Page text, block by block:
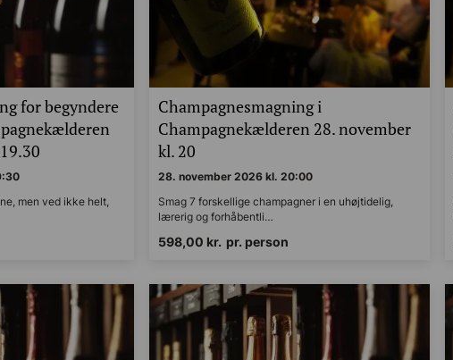
for begyndere
men ved ikke helt,
Champagnesmagning i
Champagnekælderen 28. november
kl. 20
28. november 2026 kl. 20:00
Smag 7 forskellige champagner i en uhøjtidelig,
lærerig og forhåbentli…
598,00 kr. pr. person